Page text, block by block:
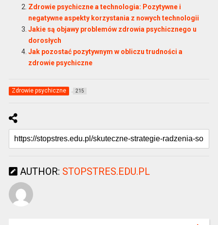
Zdrowie psychiczne a technologia: Pozytywne i
negatywne aspekty korzystania z nowych technologii
Jakie są objawy problemów zdrowia psychicznego u
dorosłych
Jak pozostać pozytywnym w obliczu trudności a
zdrowie psychiczne
Zdrowie psychiczne 215
AUTHOR: STOPSTRES.EDU.PL